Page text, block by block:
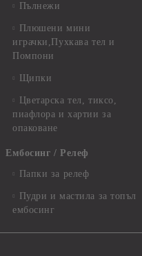
Пълнежи
Плюшени мини
играчки,Пухкава тел и
Помпони
Щипки
Цветарска тел, тиксо,
пиафлора и хартии за
опаковане
Ембосинг / Релеф
Папки за релеф
Пудри и мастила за топъл
ембосинг